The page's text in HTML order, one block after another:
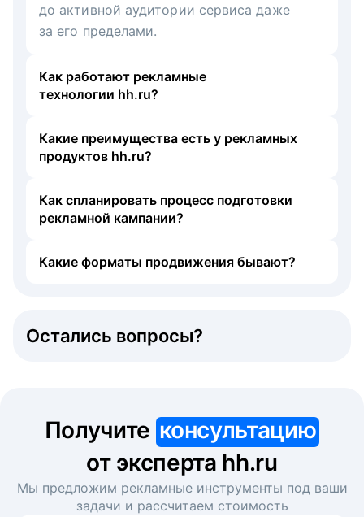
до активной аудитории сервиса даже
за его пределами.
Как работают рекламные
технологии hh.ru?
Какие преимущества есть у рекламных
продуктов hh.ru?
Как спланировать процесс подготовки
рекламной кампании?
Какие форматы продвижения бывают?
Остались вопросы?
Получите консультацию
от эксперта hh.ru
Мы предложим рекламные инструменты под ваши
задачи и рассчитаем стоимость